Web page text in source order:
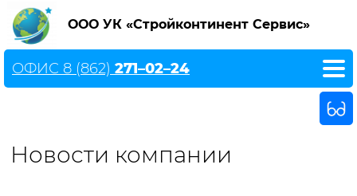
ООО УК «Стройконтинент Сервис»
ОФИС 8 (862) 271–02–24
Новости компании